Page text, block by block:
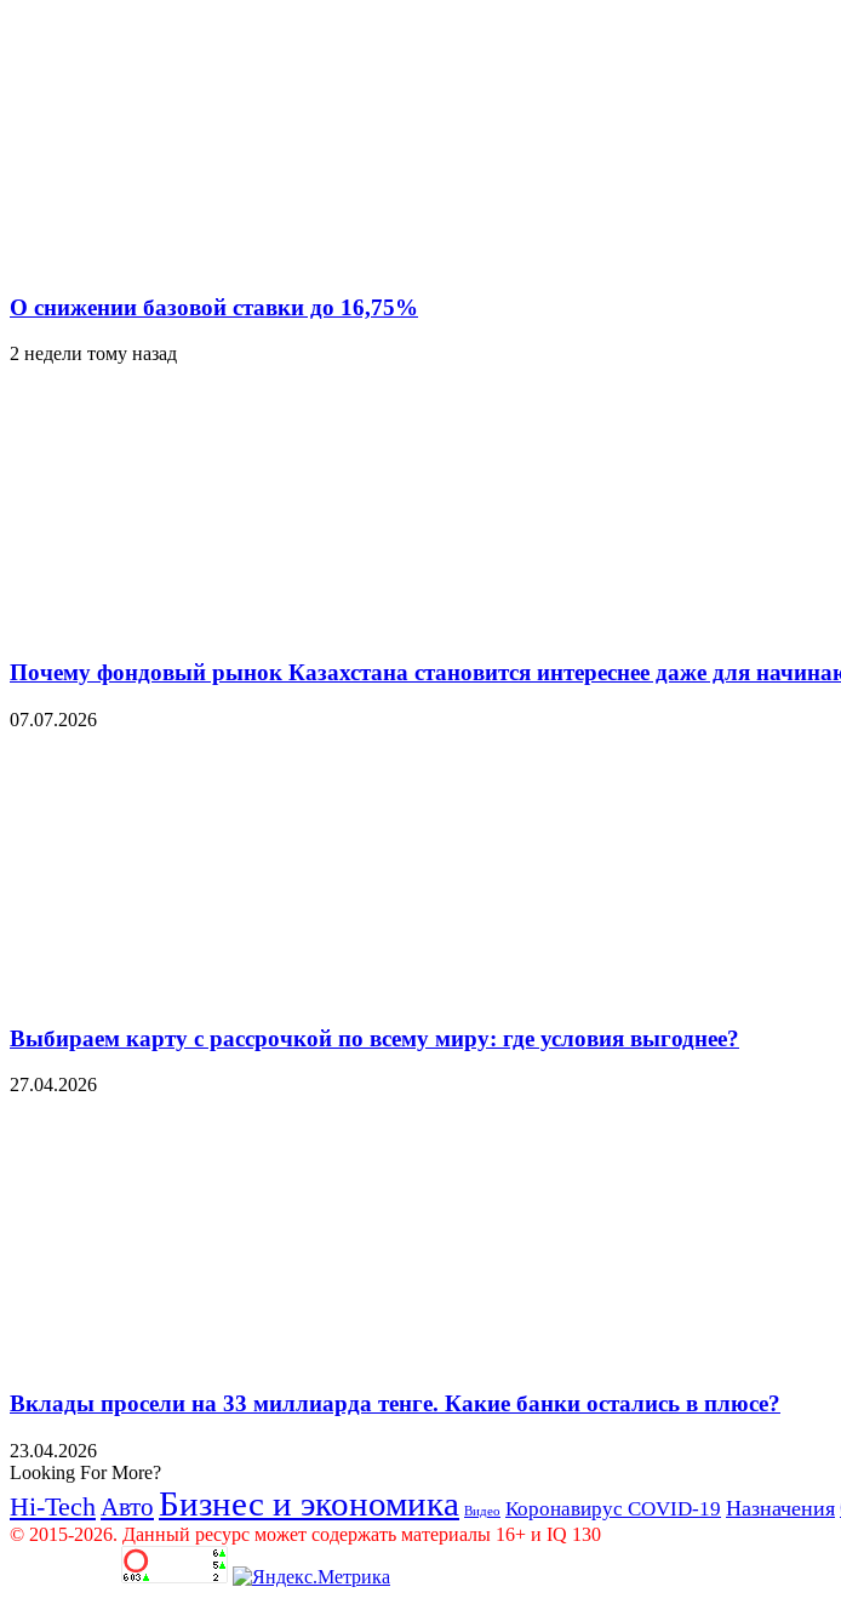
О снижении базовой ставки до 16,75%
2 недели тому назад
Почему фондовый рынок Казахстана становится интереснее даже для
07.07.2026
Выбираем карту с рассрочкой по всему миру: где условия выгоднее?
27.04.2026
Вклады просели на 33 миллиарда тенге. Какие банки остались в плюсе?
23.04.2026
Looking For More?
Hi-Tech Авто Бизнес и экономика Видео Коронавирус COVID-19 Назначения
© 2015-2026. Данный ресурс может содержать материалы 16+ и IQ 130